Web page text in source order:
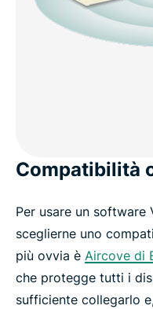
Compatibilità
Per usare un software
sceglierne uno
più ovvia è Aircove di
che protegge tutti i
sufficiente collegarlo